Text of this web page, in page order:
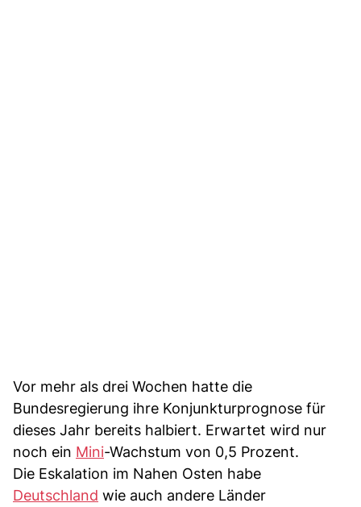
Vor mehr als drei Wochen hatte die
Bundesregierung ihre Konjunkturprognose für
dieses Jahr bereits halbiert. Erwartet wird nur
noch ein Mini-Wachstum von 0,5 Prozent.
Die Eskalation im Nahen Osten habe
Deutschland wie auch andere Länder